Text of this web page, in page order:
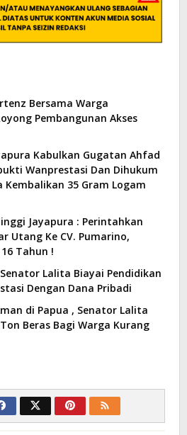
Bersama Warga
Pembangunan Akses
Kabulkan Gugatan Ahfad
Wanprestasi Dan Dihukum
Kembalikan 35 Gram Logam
Jayapura : Perintahkan
Utang Ke CV. Pumarino,
Tahun !
Lalita Biayai Pendidikan
Dengan Dana Pribadi
di Papua , Senator Lalita
Beras Bagi Warga Kurang